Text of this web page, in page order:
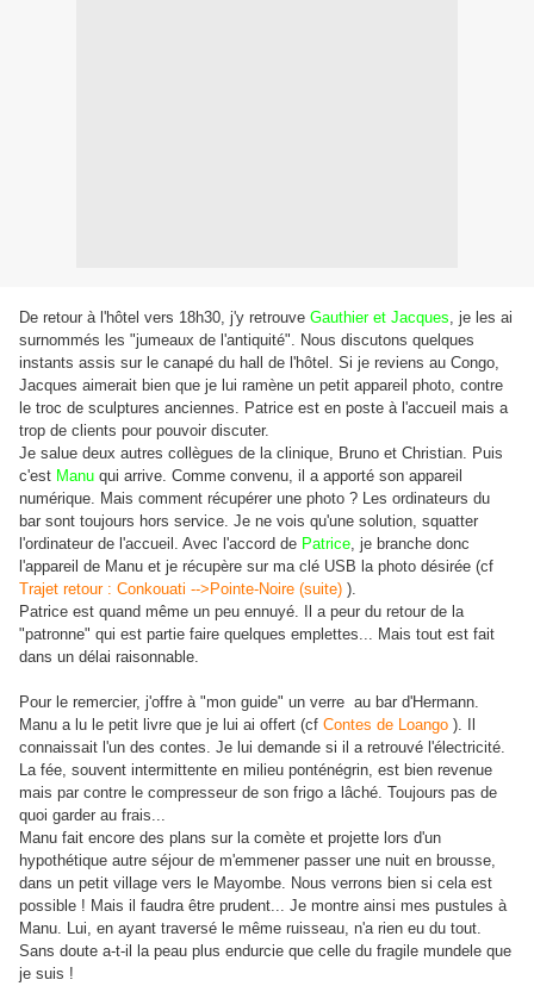
De retour à l'hôtel vers 18h30, j'y retrouve Gauthier et Jacques, je les ai
surnommés les "jumeaux de l'antiquité". Nous discutons quelques
instants assis sur le canapé du hall de l'hôtel. Si je reviens au Congo,
Jacques aimerait bien que je lui ramène un petit appareil photo, contre
le troc de sculptures anciennes. Patrice est en poste à l'accueil mais a
trop de clients pour pouvoir discuter.
Je salue deux autres collègues de la clinique, Bruno et Christian. Puis
c'est Manu qui arrive. Comme convenu, il a apporté son appareil
numérique. Mais comment récupérer une photo ? Les ordinateurs du
bar sont toujours hors service. Je ne vois qu'une solution, squatter
l'ordinateur de l'accueil. Avec l'accord de Patrice, je branche donc
l'appareil de Manu et je récupère sur ma clé USB la photo désirée (cf
Trajet retour : Conkouati -->Pointe-Noire (suite) ).
Patrice est quand même un peu ennuyé. Il a peur du retour de la
"patronne" qui est partie faire quelques emplettes... Mais tout est fait
dans un délai raisonnable.
Pour le remercier, j'offre à "mon guide" un verre au bar d'Hermann.
Manu a lu le petit livre que je lui ai offert (cf Contes de Loango ). Il
connaissait l'un des contes. Je lui demande si il a retrouvé l'électricité.
La fée, souvent intermittente en milieu ponténégrin, est bien revenue
mais par contre le compresseur de son frigo a lâché. Toujours pas de
quoi garder au frais...
Manu fait encore des plans sur la comète et projette lors d'un
hypothétique autre séjour de m'emmener passer une nuit en brousse,
dans un petit village vers le Mayombe. Nous verrons bien si cela est
possible ! Mais il faudra être prudent... Je montre ainsi mes pustules à
Manu. Lui, en ayant traversé le même ruisseau, n'a rien eu du tout.
Sans doute a-t-il la peau plus endurcie que celle du fragile mundele que
je suis !